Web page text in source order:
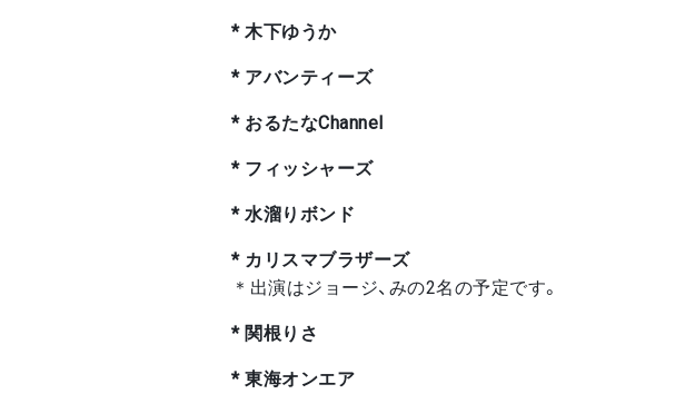
* 木下ゆうか
* アバンティーズ
* おるたなChannel
* フィッシャーズ
* 水溜りボンド
* カリスマブラザーズ
＊出演はジョージ、みの2名の予定です。
* 関根りさ
* 東海オンエア